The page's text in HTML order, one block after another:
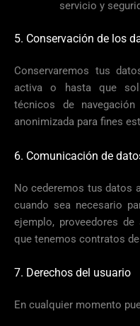
servicio y
5. Conservación de los
Conservaremos tus
activa o hasta que
técnicos de
anonimizada para fines
6. Comunicación de
No cederemos tus datos
cuando sea necesario
ejemplo, proveedores
que tenemos contratos
7. Derechos del usuario
En cualquier momento